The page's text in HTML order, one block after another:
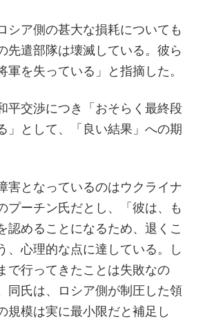
シア側の甚大な損耗についても
先遣部隊は壊滅している。彼ら
軍を失っている」と指摘した。
平交渉につき「おそらく最終段
」として、「良い結果」への期
害となっているのはウクライナ
プーチン氏だとし、「彼は、も
認めることになるため、退くこ
、心理的な点に達している。し
で行ってきたことは失敗なの
同氏は、ロシア側が制圧した領
規模は実に最小限だと補足し